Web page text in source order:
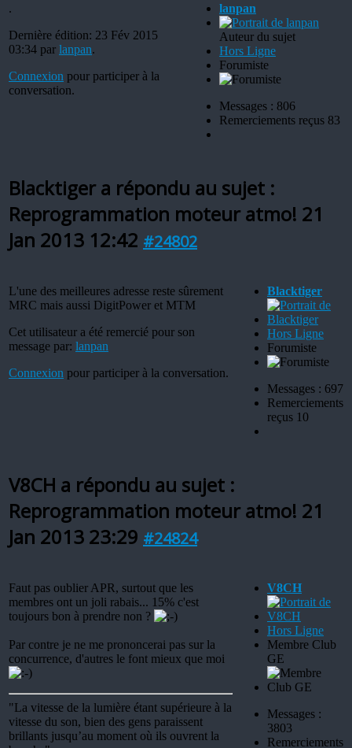
.
Dernière édition: 23 Fév 2015
03:34 par lanpan.
Connexion pour participer à la
conversation.
lanpan
Auteur du sujet
Hors Ligne
Forumiste
Messages : 806
Remerciements reçus 83
Blacktiger a répondu au sujet :
Reprogrammation moteur atmo! 21
Jan 2013 12:42 #24802
L'une des meilleures adresse reste sûrement
MRC mais aussi DigitPower et MTM
Cet utilisateur a été remercié pour son
message par: lanpan
Connexion pour participer à la conversation.
Blacktiger
Hors Ligne
Forumiste
Messages : 697
Remerciements
reçus 10
V8CH a répondu au sujet :
Reprogrammation moteur atmo! 21
Jan 2013 23:29 #24824
Faut pas oublier APR, surtout que les
membres ont un joli rabais... 15% c'est
toujours bon à prendre non ?
Par contre je ne me prononcerai pas sur la
concurrence, d'autres le font mieux que moi
"La vitesse de la lumière étant supérieure à la
vitesse du son, bien des gens paraissent
brillants jusqu’au moment où ils ouvrent la
V8CH
Hors Ligne
Membre Club
GE
Messages :
3803
Remerciements